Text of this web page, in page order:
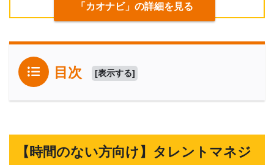
「カオナビ」の詳細を見る
目次 [表示する]
【時間のない方向け】タレントマネジ